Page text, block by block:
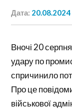
Дата: 20.08.2024
Вночі 20
удару по
спричинило
Про це
військової